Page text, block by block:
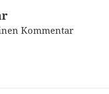
Kommentar